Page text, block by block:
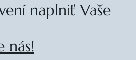
naplniť Vaše
nás!